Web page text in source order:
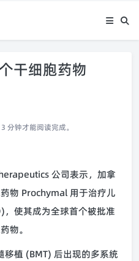
干细胞药物
分钟才能阅读完成。
公司表示，加拿
物 Prochymal 用于治疗儿
使其成为全球首个被批准
物。
植 (BMT) 后出现的多系统